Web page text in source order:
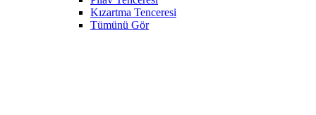
Kızartma Tenceresi
Tümünü Gör